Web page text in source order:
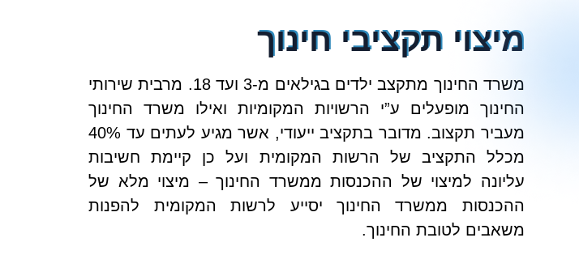
מיצוי תקציבי חינוך
משרד החינוך מתקצב ילדים בגילאים מ-3 ועד 18. מרבית שירותי
החינוך מופעלים ע”י הרשויות המקומיות ואילו משרד החינוך
מעביר תקצוב. מדובר בתקציב ייעודי, אשר מגיע לעתים עד 40%
מכלל התקציב של הרשות המקומית ועל כן קיימת חשיבות
עליונה למיצוי של ההכנסות ממשרד החינוך – מיצוי מלא של
ההכנסות ממשרד החינוך יסייע לרשות המקומית להפנות
משאבים לטובת החינוך.